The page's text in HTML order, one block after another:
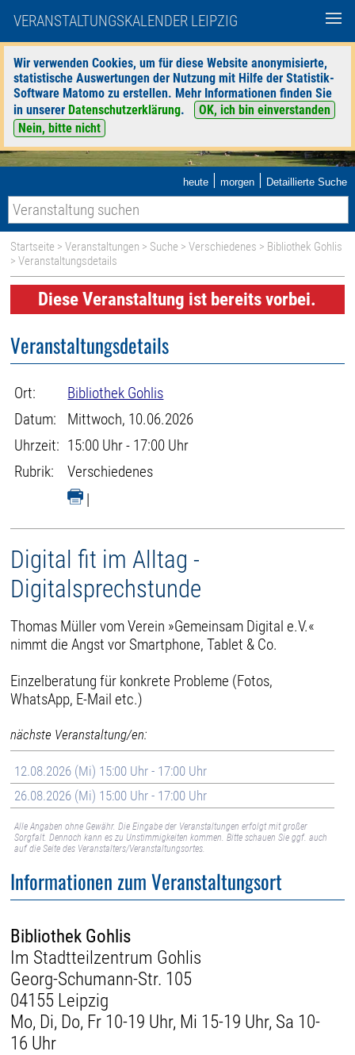
VERANSTALTUNGSKALENDER LEIPZIG
Wir verwenden Cookies, um für diese Website anonymisierte,
statistische Auswertungen der Nutzung mit Hilfe der Statistik-
Software Matomo zu erstellen. Mehr Informationen finden Sie
in unserer Datenschutzerklärung.
OK, ich bin einverstanden
Nein, bitte nicht
heute | morgen | Detaillierte Suche
Startseite >Veranstaltungen > Suche >Verschiedenes > Bibliothek Gohlis
> Veranstaltungsdetails
Diese Veranstaltung ist bereits vorbei.
Veranstaltungsdetails
Ort:
Bibliothek Gohlis
Datum:
Mittwoch, 10.06.2026
Uhrzeit: 15:00 Uhr - 17:00 Uhr
Rubrik:
Verschiedenes
|
Digital fit im Alltag -
Digitalsprechstunde
Thomas Müller vom Verein »Gemeinsam Digital e.V.«
nimmt die Angst vor Smartphone, Tablet & Co.
Einzelberatung für konkrete Probleme (Fotos,
WhatsApp, E-Mail etc.)
nächste Veranstaltung/en:
12.08.2026 (Mi) 15:00 Uhr - 17:00 Uhr
26.08.2026 (Mi) 15:00 Uhr - 17:00 Uhr
Alle Angaben ohne Gewähr. Die Eingabe der Veranstaltungen erfolgt mit großer
Sorgfalt. Dennoch kann es zu Unstimmigkeiten kommen. Bitte schauen Sie ggf. auch
auf die Seite des Veranstalters/Veranstaltungsortes.
Informationen zum Veranstaltungsort
Bibliothek Gohlis
Im Stadtteilzentrum Gohlis
Georg-Schumann-Str. 105
04155 Leipzig
Mo, Di, Do, Fr 10-19 Uhr, Mi 15-19 Uhr, Sa 10-
16 Uhr